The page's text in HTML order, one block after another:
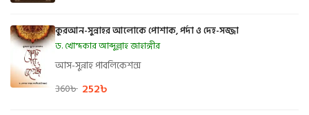
কুরআন-সুন্নাহর আলোকে পোশাক, পর্দা ও দেহ-সজ্জা
ড. খোন্দকার আব্দুল্লাহ জাহাঙ্গীর
আস-সুন্নাহ পাবলিকেশন্স
360৳ 252৳